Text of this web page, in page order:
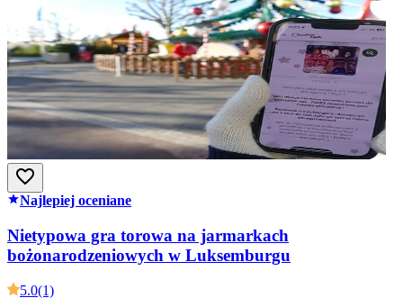
Najlepiej oceniane
Nietypowa gra torowa na jarmarkach
bożonarodzeniowych w Luksemburgu
5.0(1)